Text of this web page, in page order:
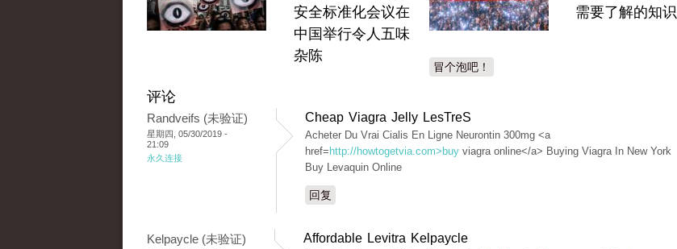
安全标准化会议在
中国举行令人五味
杂陈
需要了解的知识
冒个泡吧！
评论
Randveifs (未验证)
星期四, 05/30/2019 -
21:09
永久连接
Cheap Viagra Jelly LesTreS
Acheter Du Vrai Cialis En Ligne Neurontin 300mg <a
href= http://howtogetvia.com>buy viagra online</a> Buying Viagra In New York
Buy Levaquin Online
回复
Kelpaycle (未验证) Affordable Levitra Kelpaycle